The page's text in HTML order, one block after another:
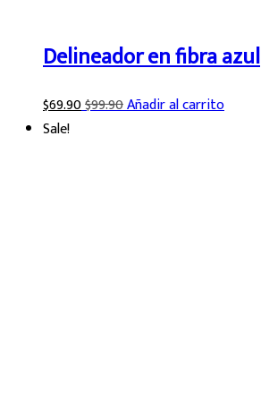
Delineador en fibra azul
$69.90$99.90Añadir al carrito
Sale!